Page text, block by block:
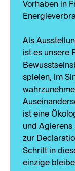
Vorhaben in
Als
ist es unsere
spielen, im
ist eine
und Agierens
zur
Schritt in
einzige